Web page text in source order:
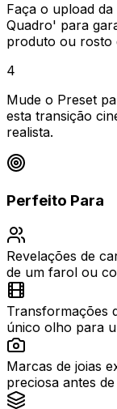
Faça o upload
Quadro' para
produto ou rosto
4
Mude o Preset
esta transição
realista.
Perfeito Para
Revelações de
de um farol ou
Transformações
único olho para
Marcas de joias
preciosa antes